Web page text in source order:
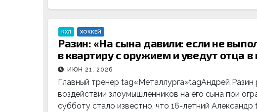
КХЛ ХОККЕЙ
Разин: «На сына давили: если не
в квартиру с оружием и уведут отца в
ИЮН 21, 2026
Главный тренер tag«Металлурга»tagАндрей Разин
воздействии злоумышленников на его сына при
субботу стало известно, что 16-летний